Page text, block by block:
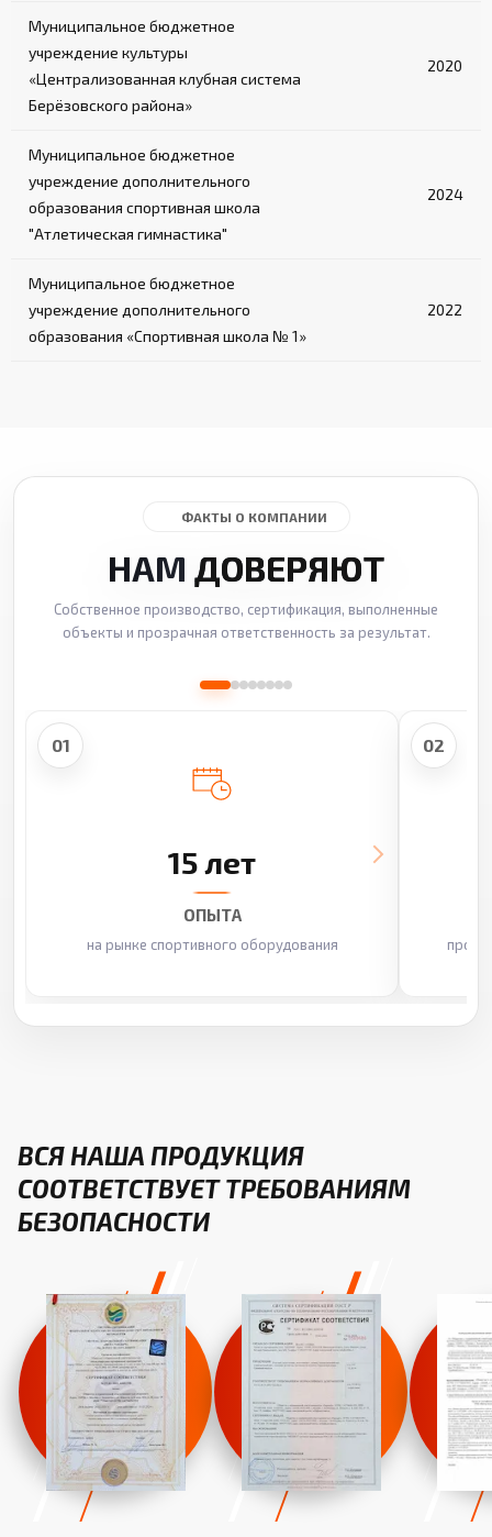
Муниципальное бюджетное
учреждение культуры
«Централизованная клубная система
Берёзовского района»
2020
Муниципальное бюджетное
учреждение дополнительного
образования спортивная школа
"Атлетическая гимнастика"
2024
Муниципальное бюджетное
учреждение дополнительного
образования «Спортивная школа № 1»
2022
ФАКТЫ О КОМПАНИИ
НАМ ДОВЕРЯЮТ
Собственное производство, сертификация, выполненные
объекты и прозрачная ответственность за результат.
01
15 лет
ОПЫТА
на рынке спортивного оборудования
02
ВСЯ НАША ПРОДУКЦИЯ
СООТВЕТСТВУЕТ ТРЕБОВАНИЯМ
БЕЗОПАСНОСТИ